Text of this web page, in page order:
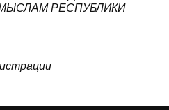
РЕСПУБЛИКИ